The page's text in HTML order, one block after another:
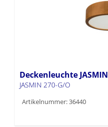
Deckenleuchte JASMIN
JASMIN 270-G/O
Artikelnummer: 36440